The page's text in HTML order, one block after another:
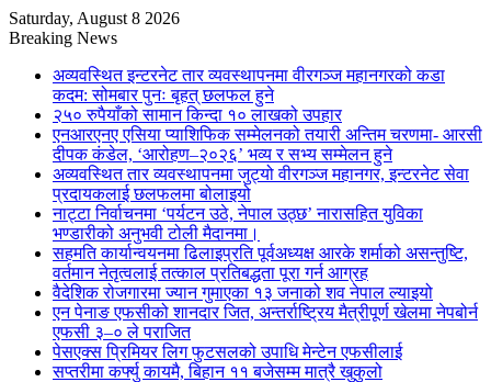
Saturday, August 8 2026
Breaking News
अव्यवस्थित इन्टरनेट तार व्यवस्थापनमा वीरगञ्ज महानगरको कडा
कदम: सोमबार पुनः बृहत् छलफल हुने
२५० रुपैयाँको सामान किन्दा १० लाखको उपहार
एनआरएनए एसिया प्याशिफिक सम्मेलनको तयारी अन्तिम चरणमा- आरसी
दीपक कंडेल, ‘आरोहण–२०२६’ भव्य र सभ्य सम्मेलन हुने
अव्यवस्थित तार व्यवस्थापनमा जुट्यो वीरगञ्ज महानगर, इन्टरनेट सेवा
प्रदायकलाई छलफलमा बोलाइयो
नाट्टा निर्वाचनमा ‘पर्यटन उठे, नेपाल उठ्छ’ नारासहित युविका
भण्डारीको अनुभवी टोली मैदानमा।
सहमति कार्यान्वयनमा ढिलाइप्रति पूर्वअध्यक्ष आरके शर्माको असन्तुष्टि,
वर्तमान नेतृत्वलाई तत्काल प्रतिबद्धता पूरा गर्न आग्रह
वैदेशिक रोजगारमा ज्यान गुमाएका १३ जनाको शव नेपाल ल्याइयो
एन पेनाङ एफसीको शानदार जित, अन्तर्राष्ट्रिय मैत्रीपूर्ण खेलमा नेपबोर्न
एफसी ३–० ले पराजित
पेसएक्स प्रिमियर लिग फुटसलको उपाधि मेन्टेन एफसीलाई
सप्तरीमा कर्फ्यु कायमै, बिहान ११ बजेसम्म मात्रै खुकुलो